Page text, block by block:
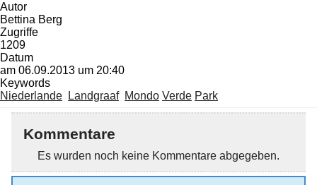
Autor
Bettina Berg
Zugriffe
1209
Datum
am 06.09.2013 um 20:40
Keywords
Niederlande
Landgraaf Mondo Verde Park
Kommentare
Es wurden noch keine Kommentare abgegeben.